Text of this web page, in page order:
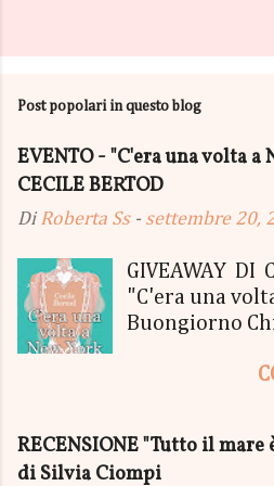
Post popolari in questo blog
EVENTO - "C'era una volta a
CECILE BERTOD
Di Roberta Ss - settembre 20,
GIVEAWAY DI
"C'era una
Buongiorno
lanciamo il
05 Ottobre di
New York",
RECENSIONE "Tutto il
di Silvia Ciompi